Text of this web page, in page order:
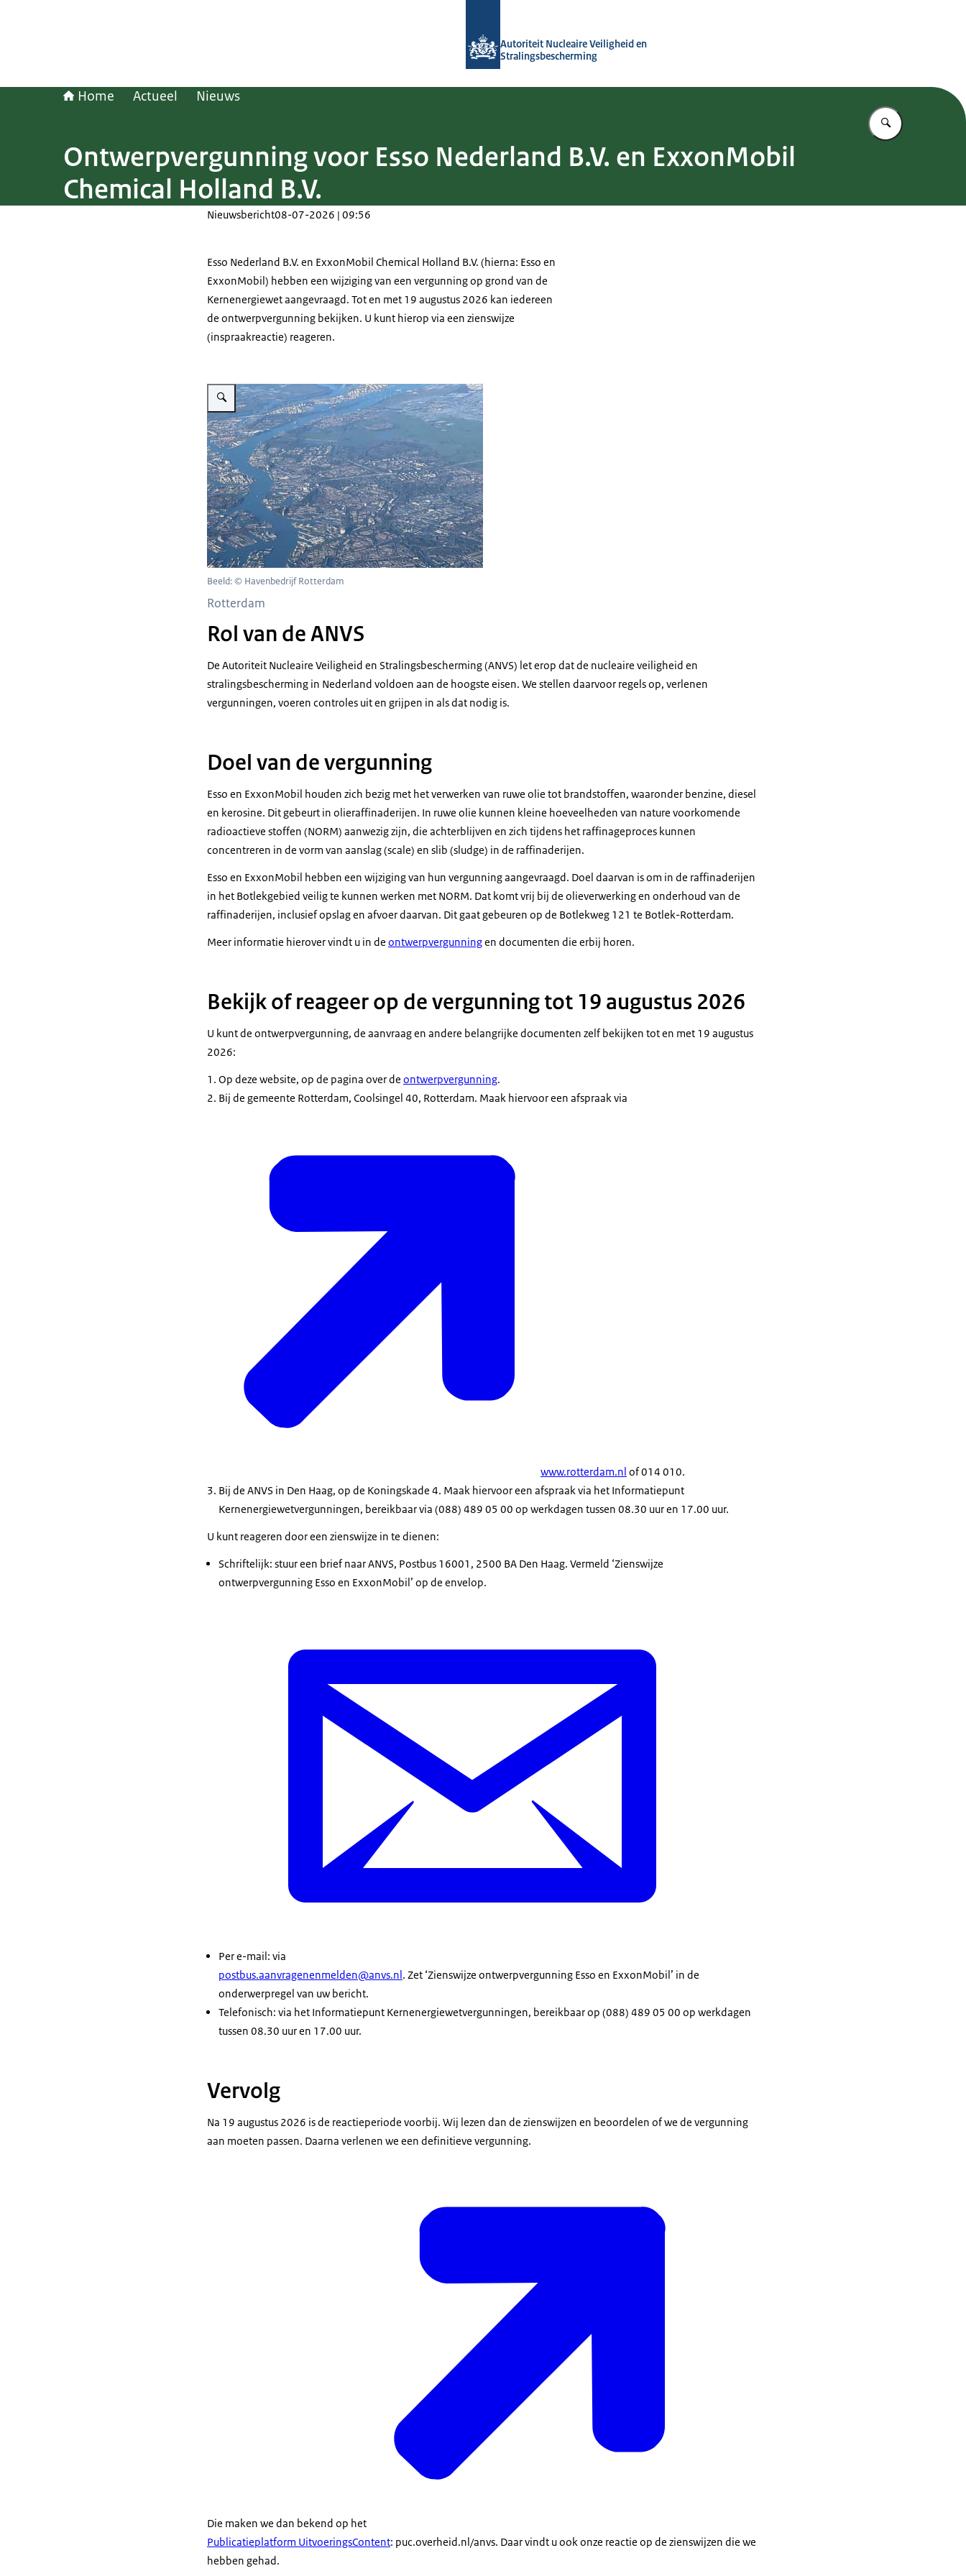
Autoriteit Nucleaire Veiligheid en
Stralingsbescherming
Home Actueel Nieuws
Vul in wat u
Ontwerpvergunning voor Esso Nederland B.V. en ExxonMobil
Chemical Holland B.V.
Nieuwsbericht08-07-2026 | 09:56
Esso Nederland B.V. en ExxonMobil Chemical Holland B.V. (hierna: Esso en
ExxonMobil) hebben een wijziging van een vergunning op grond van de
Kernenergiewet aangevraagd. Tot en met 19 augustus 2026 kan iedereen
de ontwerpvergunning bekijken. U kunt hierop via een zienswijze
(inspraakreactie) reageren.
Vergroot afbeelding Overzicht van de haven van Rotterdam
Beeld: © Havenbedrijf Rotterdam
Rotterdam
Rol van de ANVS
De Autoriteit Nucleaire Veiligheid en Stralingsbescherming (ANVS) let erop dat de nucleaire veiligheid en
stralingsbescherming in Nederland voldoen aan de hoogste eisen. We stellen daarvoor regels op, verlenen
vergunningen, voeren controles uit en grijpen in als dat nodig is.
Doel van de vergunning
Esso en ExxonMobil houden zich bezig met het verwerken van ruwe olie tot brandstoffen, waaronder benzine, diesel
en kerosine. Dit gebeurt in olieraffinaderijen. In ruwe olie kunnen kleine hoeveelheden van nature voorkomende
radioactieve stoffen (NORM) aanwezig zijn, die achterblijven en zich tijdens het raffinageproces kunnen
concentreren in de vorm van aanslag (scale) en slib (sludge) in de raffinaderijen.
Esso en ExxonMobil hebben een wijziging van hun vergunning aangevraagd. Doel daarvan is om in de raffinaderijen
in het Botlekgebied veilig te kunnen werken met NORM. Dat komt vrij bij de olieverwerking en onderhoud van de
raffinaderijen, inclusief opslag en afvoer daarvan. Dit gaat gebeuren op de Botlekweg 121 te Botlek-Rotterdam.
Meer informatie hierover vindt u in de ontwerpvergunningen documenten die erbij horen.
Bekijk of reageer op de vergunning tot 19 augustus 2026
U kunt de ontwerpvergunning, de aanvraag en andere belangrijke documenten zelf bekijken tot en met 19 augustus
2026:
Op deze website, op de pagina over de ontwerpvergunning.
Bij de gemeente Rotterdam, Coolsingel 40, Rotterdam. Maak hiervoor een afspraak via
www.rotterdam.nl of 014 010.
Bij de ANVS in Den Haag, op de Koningskade 4. Maak hiervoor een afspraak via het Informatiepunt
Kernenergiewetvergunningen, bereikbaar via (088) 489 05 00 op werkdagen tussen 08.30 uur en 17.00 uur.
U kunt reageren door een zienswijze in te dienen:
Schriftelijk: stuur een brief naar ANVS, Postbus 16001, 2500 BA Den Haag. Vermeld ‘Zienswijze
ontwerpvergunning Esso en ExxonMobil’ op de envelop.
Per e-mail: via
postbus.aanvragenenmelden@anvs.nl. Zet ‘Zienswijze ontwerpvergunning Esso en ExxonMobil’ in de
onderwerpregel van uw bericht.
Telefonisch: via het Informatiepunt Kernenergiewetvergunningen, bereikbaar op (088) 489 05 00 op werkdagen
tussen 08.30 uur en 17.00 uur.
Vervolg
Na 19 augustus 2026 is de reactieperiode voorbij. Wij lezen dan de zienswijzen en beoordelen of we de vergunning
aan moeten passen. Daarna verlenen we een definitieve vergunning.
Die maken we dan bekend op het
Publicatieplatform UitvoeringsContent: puc.overheid.nl/anvs. Daar vindt u ook onze reactie op de zienswijzen die we
hebben gehad.